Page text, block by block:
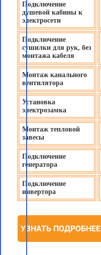
Подключение
душевой кабины к
электросети
Подключение
сушилки для рук, без
монтажа кабеля
Монтаж канального
вентилятора
Установка
электрозамка
Монтаж тепловой
завесы
Подключение
генератора
Подключение
инвертора
УЗНАТЬ ПОДРОБНЕЕ